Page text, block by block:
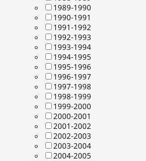
1989-1990
1990-1991
1991-1992
1992-1993
1993-1994
1994-1995
1995-1996
1996-1997
1997-1998
1998-1999
1999-2000
2000-2001
2001-2002
2002-2003
2003-2004
2004-2005